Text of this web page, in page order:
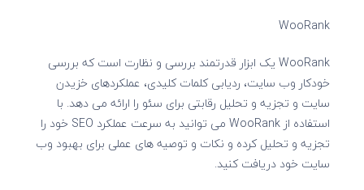
WooRank
WooRank یک ابزار قدرتمند بررسی و نظارت است که بررسی
خودکار وب سایت، ردیابی کلمات کلیدی، عملکردهای خزیدن
سایت و تجزیه و تحلیل رقابتی برای سئو را ارائه می دهد. با
استفاده از WooRank می توانید به سرعت عملکرد SEO خود را
تجزیه و تحلیل کرده و نکات و توصیه های عملی برای بهبود وب
سایت خود دریافت کنید.